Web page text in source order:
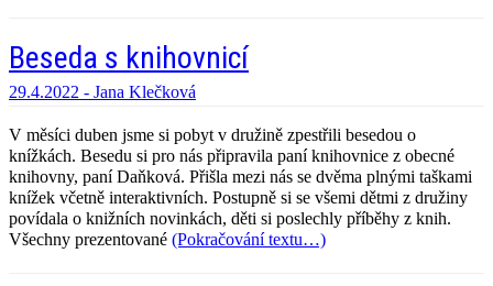
Beseda s knihovnicí
29.4.2022 - Jana Klečková
V měsíci duben jsme si pobyt v družině zpestřili besedou o
knížkách. Besedu si pro nás připravila paní knihovnice z obecné
knihovny, paní Daňková. Přišla mezi nás se dvěma plnými taškami
knížek včetně interaktivních. Postupně si se všemi dětmi z družiny
povídala o knižních novinkách, děti si poslechly příběhy z knih.
Všechny prezentované (Pokračování textu…)